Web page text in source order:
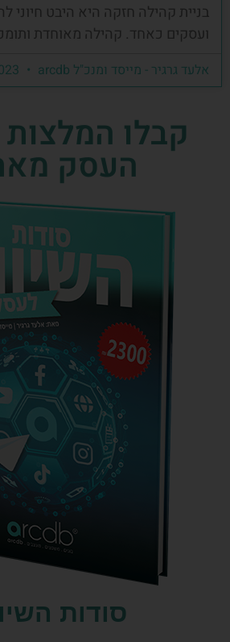
בניית קהילה חזקה היא היבט חיוני
ועסקים כאחד. קהילה מאוחדת
אלעד גרגיר - מייסד ומנכ"ל arcdb
קבלו המלצות
העסק
סודות